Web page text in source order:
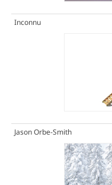
Inconnu
Jason Orbe-Smith